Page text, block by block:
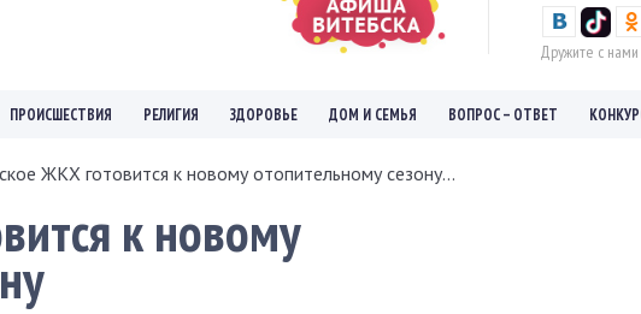
Дружите с нами
ПРОИСШЕСТВИЯ РЕЛИГИЯ ЗДОРОВЬЕ ДОМ И СЕМЬЯ ВОПРОС – ОТВЕТ
ЖКХ готовится к новому отопительному сезону...
к новому